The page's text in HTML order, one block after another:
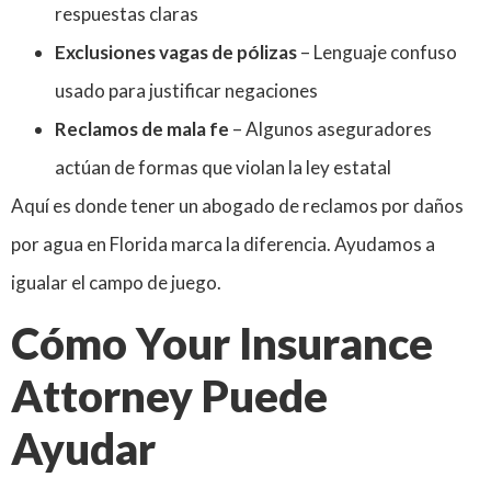
respuestas claras
Exclusiones vagas de pólizas– Lenguaje confuso
usado para justificar negaciones
Reclamos de mala fe – Algunos aseguradores
actúan de formas que violan la ley estatal
Aquí es donde tener un abogado de reclamos por daños
por agua en Florida marca la diferencia. Ayudamos a
igualar el campo de juego.
Cómo Your Insurance
Attorney Puede
Ayudar